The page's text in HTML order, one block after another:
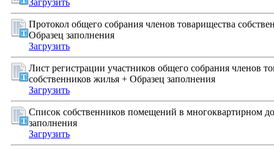
Загрузить
Протокол общего собрания членов товарищества
Образец заполнения
Загрузить
Лист регистрации участников общего собрания членов
собственников жилья + Образец заполнения
Загрузить
Список собственников помещений в многоквартирном
заполнения
Загрузить